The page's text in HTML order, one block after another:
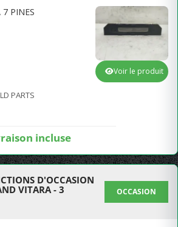
PINES
PARTS
incluse
Voir le produit
D'OCCASION
VITARA - 3
OCCASION